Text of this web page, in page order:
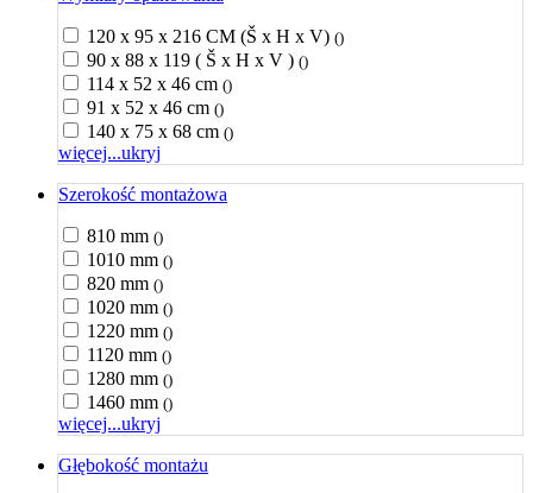
120 x 95 x 216 CM (Š x H x V) ()
90 x 88 x 119 ( Š x H x V ) ()
114 x 52 x 46 cm ()
91 x 52 x 46 cm ()
140 x 75 x 68 cm ()
więcej...ukryj
Szerokość montażowa
810 mm ()
1010 mm ()
820 mm ()
1020 mm ()
1220 mm ()
1120 mm ()
1280 mm ()
1460 mm ()
więcej...ukryj
Głębokość montażu